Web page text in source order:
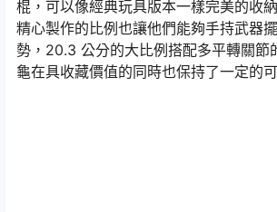
棍，可以像經典玩具版本一樣完美的收
精心製作的比例也讓他們能夠手持武器
勢，20.3 公分的大比例搭配多平轉關節
龜在具收藏價值的同時也保持了一定的可